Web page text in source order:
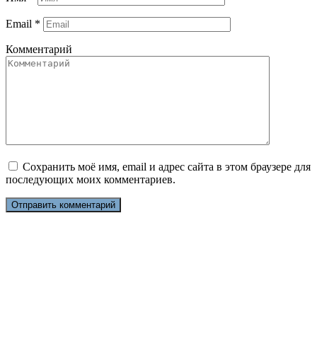
Email *
Комментарий
Сохранить моё имя, email и адрес сайта в этом браузере для
последующих моих комментариев.